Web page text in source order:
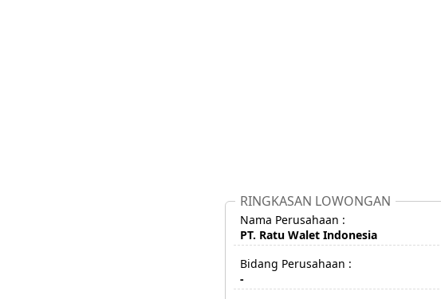
RINGKASAN LOWONGAN
Nama Perusahaan :
PT. Ratu Walet Indonesia
Bidang Perusahaan :
-